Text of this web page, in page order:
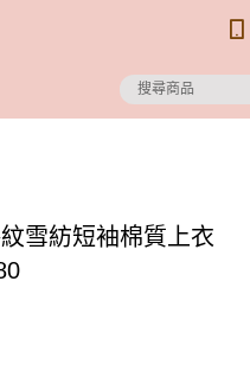
雪紡短袖棉質上衣